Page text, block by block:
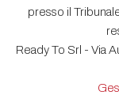
presso il
Ready To Srl - Via